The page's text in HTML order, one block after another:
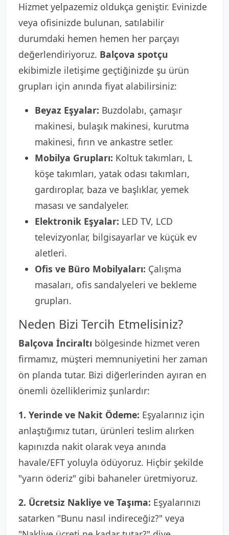
Hizmet yelpazemiz oldukça geniştir. Evinizde
veya ofisinizde bulunan, satılabilir
durumdaki hemen hemen her parçayı
değerlendiriyoruz. Balçova spotçu
ekibimizle iletişime geçtiğinizde şu ürün
grupları için anında fiyat alabilirsiniz:
Beyaz Eşyalar: Buzdolabı, çamaşır
makinesi, bulaşık makinesi, kurutma
makinesi, fırın ve ankastre setler.
Mobilya Grupları: Koltuk takımları, L
köşe takımları, yatak odası takımları,
gardıroplar, baza ve başlıklar, yemek
masası ve sandalyeler.
Elektronik Eşyalar: LED TV, LCD
televizyonlar, bilgisayarlar ve küçük ev
aletleri.
Ofis ve Büro Mobilyaları: Çalışma
masaları, ofis sandalyeleri ve bekleme
grupları.
Neden Bizi Tercih Etmelisiniz?
Balçova İnciraltı bölgesinde hizmet veren
firmamız, müşteri memnuniyetini her zaman
ön planda tutar. Bizi diğerlerinden ayıran en
önemli özelliklerimiz şunlardır:
1. Yerinde ve Nakit Ödeme: Eşyalarınız için
anlaştığımız tutarı, ürünleri teslim alırken
kapınızda nakit olarak veya anında
havale/EFT yoluyla ödüyoruz. Hiçbir şekilde
"yarın öderiz" gibi bahaneler üretmiyoruz.
2. Ücretsiz Nakliye ve Taşıma: Eşyalarınızı
satarken "Bunu nasıl indireceğiz?" veya